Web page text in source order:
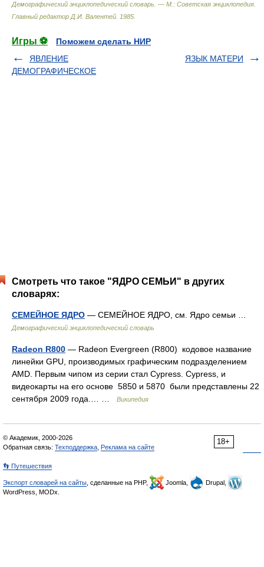
Демографический энциклопедический словарь. — М.: Советская энциклопедия
Главный редактор Д.И. Валентей 1985
Игры ⚽
Поможем сделать НИР
ЯВЛЕНИЕ
ДЕМОГРАФИЧЕСКОЕ
ЯЗЫК МАТЕРИ
Смотреть что такое "ЯДРO СЕМЬИ" в других
словарях:
СЕМЕЙНОЕ ЯДРO — СЕМЕЙНОЕ ЯДРO, см. Ядро семьи …
Демографический энциклопедический словарь
Radeon R800 — Radeon Evergreen (R800) кодовое название
линейки GPU, производимых графическим подразделением
AMD. Первым чипом из серии стал Cypress. Cypress, и
видеокарты на его основе 5850 и 5870 были представлены 22
сентября 2009 года.… …
Википедия
18+
© Академик, 2000-2026
Обратная связь: Техподдержка Реклама на сайте
👣 Путешествия
Экспорт словарей на сайты , сделанные на PHP, Joomla,
Drupal,
WordPress, MODx.